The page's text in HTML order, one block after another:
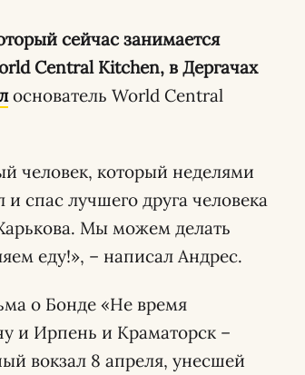
сейчас занимается
Central Kitchen, в Дергачах
основатель World Central
человек, который неделями
спас лучшего друга человека
Мы можем делать
еду!», – написал Андрес.
о Бонде «Не время
и Ирпень и Краматорск –
вокзал 8 апреля, унесшей